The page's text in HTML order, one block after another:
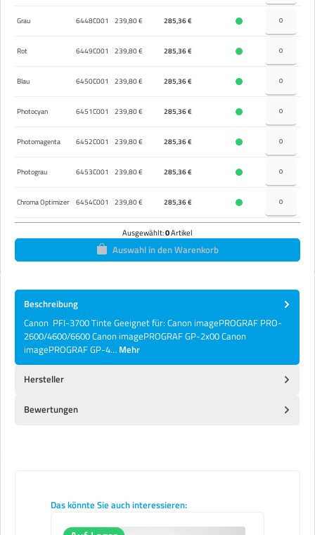
Grau 6448C001 239,80 € 285,36 €
Rot 6449C001 239,80 € 285,36 €
Blau 6450C001 239,80 € 285,36 €
Photocyan 6451C001 239,80 € 285,36 €
Photomagenta 6452C001 239,80 € 285,36 €
Photograu 6453C001 239,80 € 285,36 €
Chroma Optimizer 6454C001 239,80 € 285,36 €
Ausgewählt:0Artikel
Auswahl in den Warenkorb
Beschreibung
Canon PFI-3700 Tinte Geeignet für: Canon imagePROGRAF PRO-
2600/4600/6600 Canon imagePROGRAF GP-2x00 Canon
imagePROGRAF GP-4… Mehr
Hersteller
Bewertungen
Produktgalerie überspringen
Das könnte Sie auch interessieren: